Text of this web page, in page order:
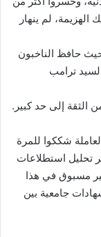
لم ينهار
حافظ الناخبون
ترامب
الثقة إلى حد كبير.
شككوا للمرة
تحليل استطلاعات
مسبوق في هذا
جامعية بين